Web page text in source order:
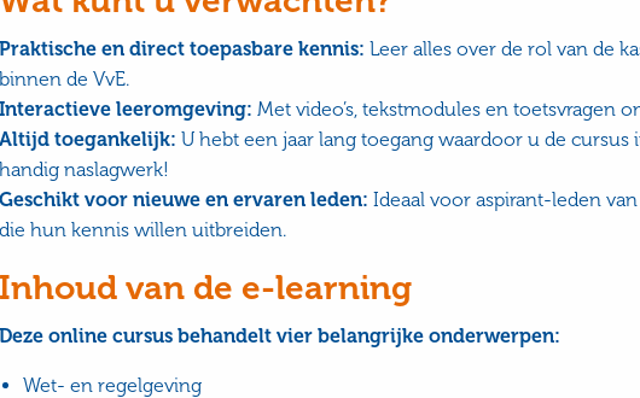
Praktische en direct toepasbare kennis: Leer alles over de rol van de
binnen de VvE.
Interactieve leeromgeving: Met video’s, tekstmodules en toetsvragen
Altijd toegankelijk: U hebt een jaar lang toegang waardoor u de
handig naslagwerk!
Geschikt voor nieuwe en ervaren leden: Ideaal voor aspirant-leden
die hun kennis willen uitbreiden.
Inhoud van de e-learning
Deze online cursus behandelt vier belangrijke onderwerpen:
Wet- en regelgeving